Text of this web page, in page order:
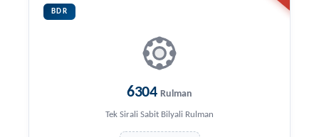
BDR
6304 Rulman
Tek Sirali Sabit Bilyali Rulman